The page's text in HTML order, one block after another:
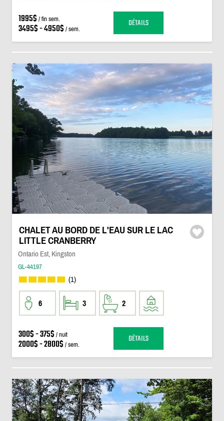
1995$ / fin sem.
3495$ - 4950$ / sem. DÉTAILS
CHALET AU BORD DE L'EAU SUR LE LAC
LITTLE CRANBERRY
Ontario Est, Kingston
GL-44197
(1)
6 3 2
300$ - 375$ / nuit
2000$ - 2800$ / sem. DÉTAILS